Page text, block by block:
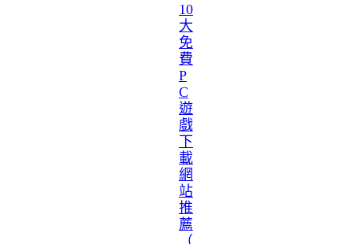
10
大
免
費
P
C
遊
戲
下
載
網
站
推
薦
（